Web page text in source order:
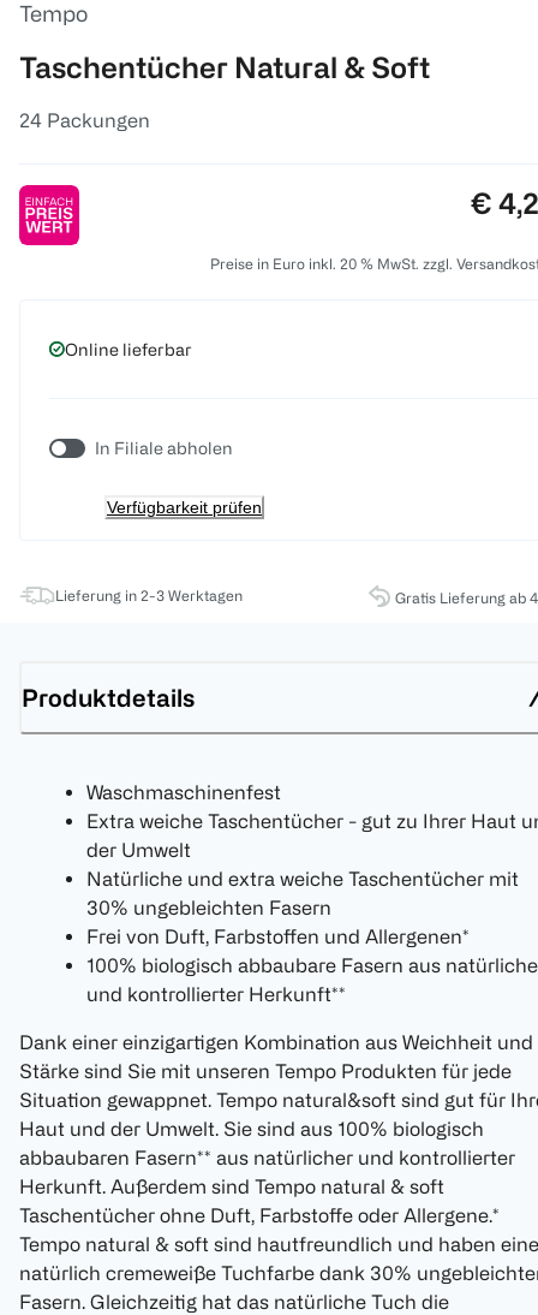
Tempo
Taschentücher Natural & Soft
24 Packungen
€
Preise in Euro inkl. 20 % MwSt. zzgl.
Online lieferbar
In Filiale abholen
Verfügbarkeit prüfen
Lieferung in 2-3 Werktagen Gratis Lieferung ab
Produktdetails
Waschmaschinenfest
Extra weiche Taschentücher - gut zu Ihrer Haut
der Umwelt
Natürliche und extra weiche Taschentücher mit
30% ungebleichten Fasern
Frei von Duft, Farbstoffen und Allergenen*
100% biologisch abbaubare Fasern aus
und kontrollierter Herkunft**
Dank einer einzigartigen Kombination aus Weichheit und
Stärke sind Sie mit unseren Tempo Produkten für jede
Situation gewappnet. Tempo natural&soft sind gut für
Haut und der Umwelt. Sie sind aus 100% biologisch
abbaubaren Fasern** aus natürlicher und kontrollierter
Herkunft. Außerdem sind Tempo natural & soft
Taschentücher ohne Duft, Farbstoffe oder Allergene.*
Tempo natural & soft sind hautfreundlich und haben eine
natürlich cremeweiße Tuchfarbe dank 30%
Fasern. Gleichzeitig hat das natürliche Tuch die